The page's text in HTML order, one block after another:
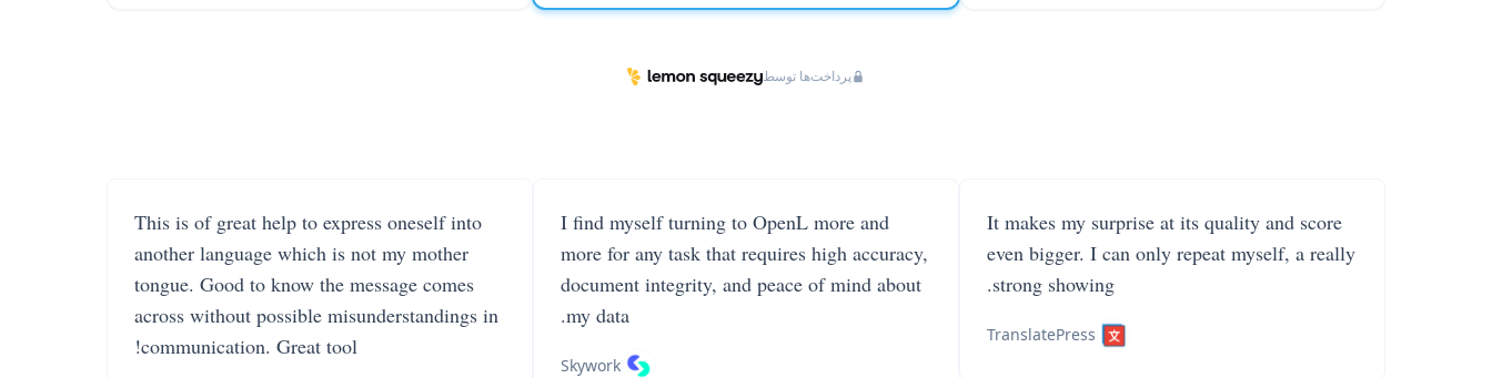
پرداخت‌ها توسط
It makes my surprise at its quality and score
even bigger. I can only repeat myself, a really
strong showing.
TranslatePress
I find myself turning to OpenL more and
more for any task that requires high accuracy,
document integrity, and peace of mind about
my data.
Skywork
This is of great help to express oneself into
another language which is not my mother
tongue. Good to know the message comes
across without possible misunderstandings in
communication. Great tool!